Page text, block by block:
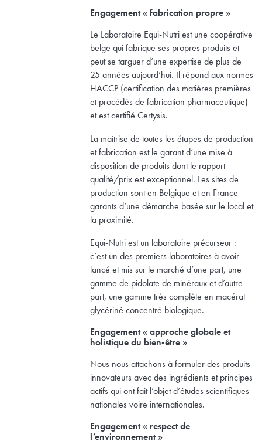
Engagement « fabrication propre »
Le Laboratoire Equi-Nutri est une coopérative
belge qui fabrique ses propres produits et
peut se targuer d’une expertise de plus de
25 années aujourd’hui. Il répond aux normes
HACCP (certification des matières premières
et procédés de fabrication pharmaceutique)
et est certifié Certysis.
La maîtrise de toutes les étapes de production
et fabrication est le garant d’une mise à
disposition de produits dont le rapport
qualité/prix est exceptionnel. Les sites de
production sont en Belgique et en France
garants d’une démarche basée sur le local et
la proximité.
Equi-Nutri est un laboratoire précurseur :
c’est un des premiers laboratoires à avoir
lancé et mis sur le marché d’une part, une
gamme de pidolate de minéraux et d’autre
part, une gamme très complète en macérat
glycériné concentré biologique.
Engagement « approche globale et
holistique du bien-être »
Nous nous attachons à formuler des produits
innovateurs avec des ingrédients et principes
actifs qui ont fait l’objet d’études scientifiques
nationales voire internationales.
Engagement « respect de
l’environnement »